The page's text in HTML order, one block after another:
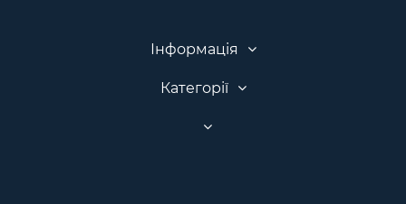
Інформація
Категорії